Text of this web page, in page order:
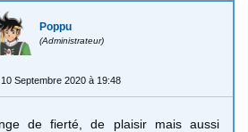
Poppu
(Administrateur)
Septembre 2020 à 19:48
de fierté, de plaisir mais aussi